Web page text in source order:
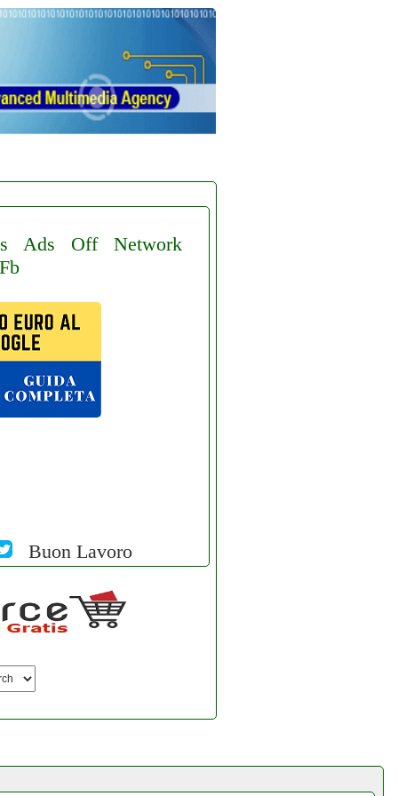
Ads Off
Network
Buon Lavoro